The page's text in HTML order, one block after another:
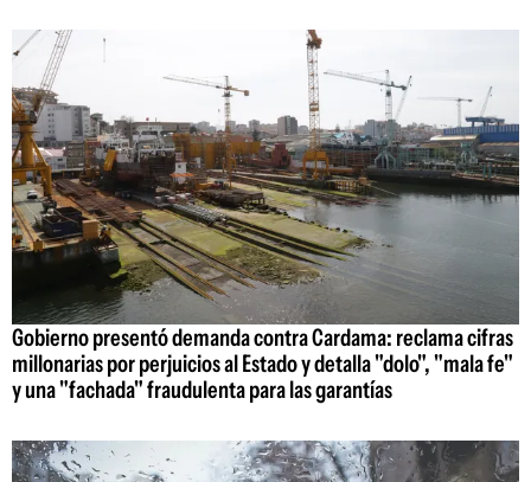
Gobierno presentó demanda contra Cardama: reclama cifras
millonarias por perjuicios al Estado y detalla "dolo", "mala fe"
y una "fachada" fraudulenta para las garantías